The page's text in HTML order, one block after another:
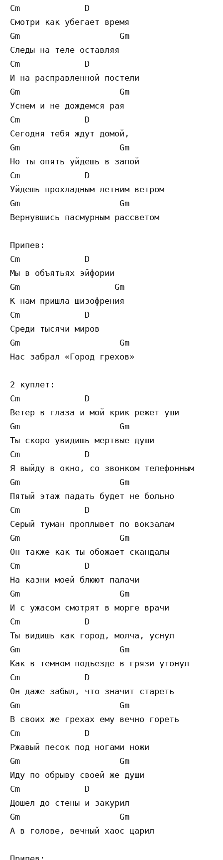
Cm             D
Смотри как убегает время
Gm                    Gm
Следы на теле оставляя
Cm             D
И на расправленной постели
Gm                    Gm
Уснем и не дождемся рая
Cm             D
Сегодня тебя ждут домой,
Gm                    Gm
Но ты опять уйдешь в запой
Cm             D
Уйдешь прохладным летним ветром
Gm                    Gm
Вернувшись пасмурным рассветом
Припев:
Cm             D
Мы в объятьях эйфории
Gm                   Gm
К нам пришла шизофрения
Cm             D
Среди тысячи миров
Gm                    Gm
Нас забрал «Город грехов»
2 куплет:
Cm             D
Ветер в глаза и мой крик режет уши
Gm                    Gm
Ты скоро увидишь мертвые души
Cm             D
Я выйду в окно, со звонком телефонным
Gm                    Gm
Пятый этаж падать будет не больно
Cm             D
Серый туман проплывет по вокзалам
Gm                    Gm
Он также как ты обожает скандалы
Cm             D
На казни моей блюют палачи
Gm                    Gm
И с ужасом смотрят в морге врачи
Cm             D
Ты видишь как город, молча, уснул
Gm                    Gm
Как в темном подъезде в грязи утонул
Cm             D
Он даже забыл, что значит стареть
Gm                    Gm
В своих же грехах ему вечно гореть
Cm             D
Ржавый песок под ногами ножи
Gm                    Gm
Иду по обрыву своей же души
Cm             D
Дошел до стены и закурил
Gm                    Gm
А в голове, вечный хаос царил